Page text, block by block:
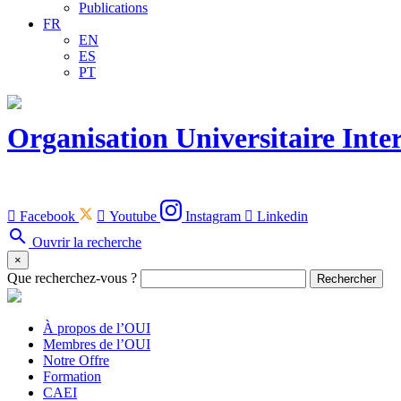
Publications
FR
EN
ES
PT
Organisation Universitaire
 Facebook  Youtube Instagram  Linkedin
search Ouvrir la recherche
×
Que recherchez-vous ? Rechercher
À propos de l’OUI
Membres de l’OUI
Notre Offre
Formation
CAEI